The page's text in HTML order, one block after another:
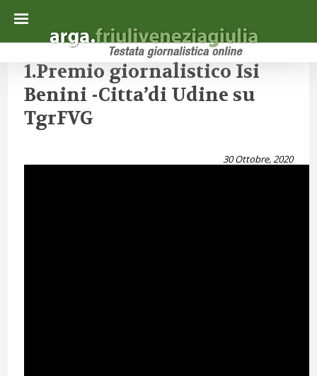
1.Premio giornalistico Isi
Benini -Citta’di Udine su
TgrFVG
30 Ottobre, 2020